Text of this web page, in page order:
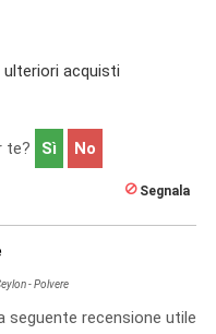
acquisti
te? Sì No
Segnala
- Polvere
seguente recensione utile